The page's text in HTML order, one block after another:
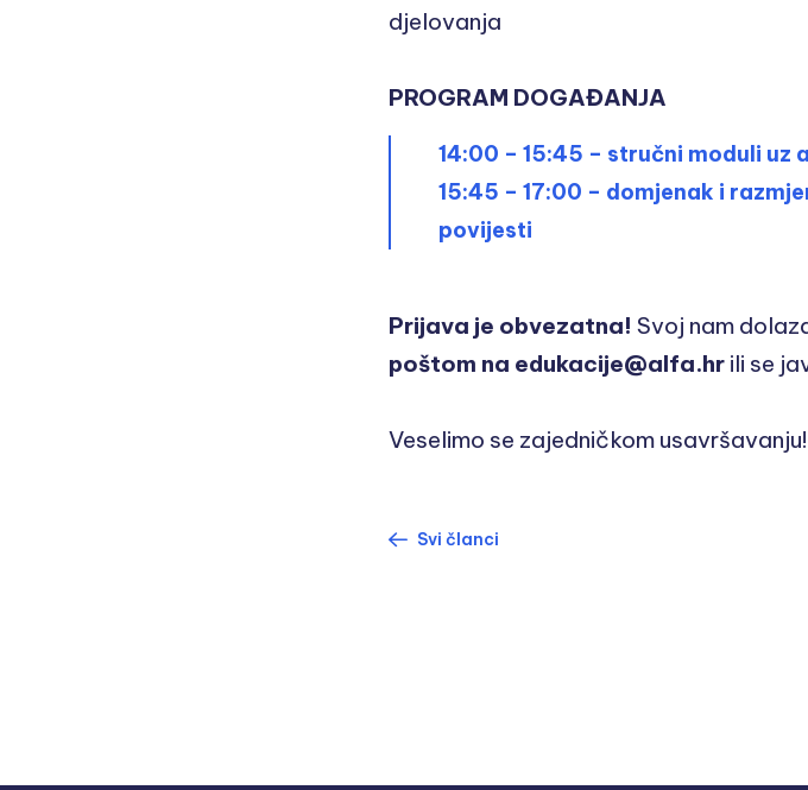
djelovanja
PROGRAM DOGAĐANJA
14:00 – 15:45 – stručni moduli uz
15:45 – 17:00 – domjenak i
povijesti
Prijava je obvezatna! Svoj nam
poštom na edukacije@alfa.hr ili se
Veselimo se zajedničkom usavršavanju!
Svi članci